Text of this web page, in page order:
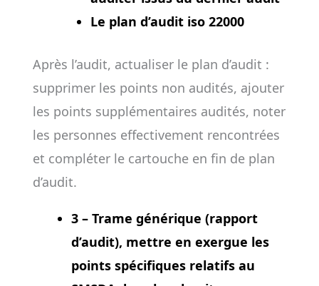
Le plan d’audit iso 22000
Après l’audit, actualiser le plan d’audit :
supprimer les points non audités, ajouter
les points supplémentaires audités, noter
les personnes effectivement rencontrées
et compléter le cartouche en fin de plan
d’audit.
3 – Trame générique (rapport
d’audit), mettre en exergue les
points spécifiques relatifs au